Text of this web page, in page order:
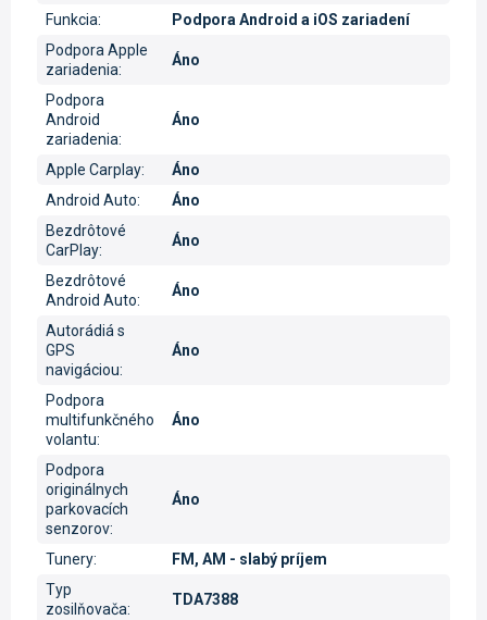
Funkcia:
Podpora Android a iOS zariadení
Podpora Apple
zariadenia:
Áno
Podpora
Android
zariadenia:
Áno
Apple Carplay:
Áno
Android Auto:
Áno
Bezdrôtové
CarPlay:
Áno
Bezdrôtové
Android Auto:
Áno
Autorádiá s
GPS
navigáciou:
Áno
Podpora
multifunkčného
volantu:
Áno
Podpora
originálnych
parkovacích
senzorov:
Áno
Tunery:
FM, AM - slabý príjem
Typ
zosilňovača:
TDA7388